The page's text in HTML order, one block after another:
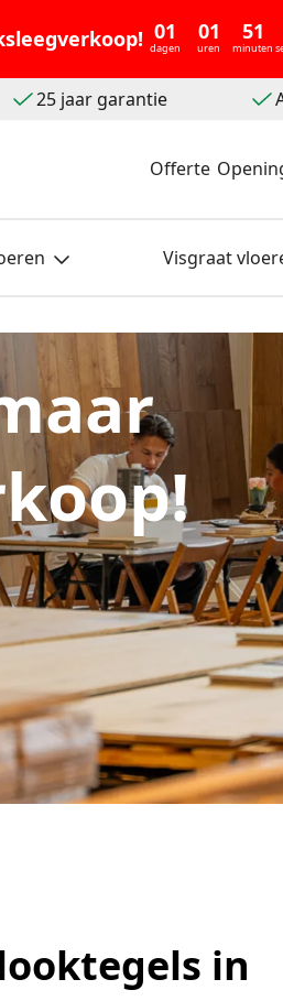
01
dagen
01
uren
51
minuten
25 jaar garantie
Offerte
Visgraat
in